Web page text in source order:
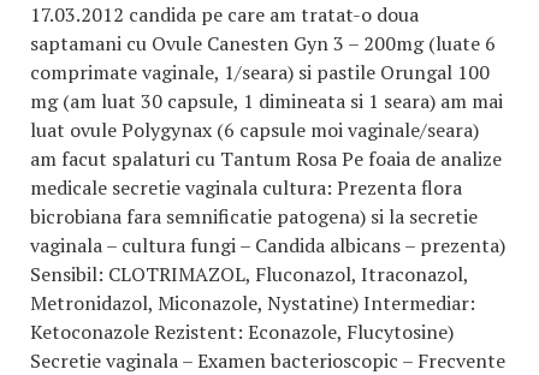
17.03.2012 candida pe care am tratat-o doua
saptamani cu Ovule Canesten Gyn 3 – 200mg (luate 6
comprimate vaginale, 1/seara) si pastile Orungal 100
mg (am luat 30 capsule, 1 dimineata si 1 seara) am mai
luat ovule Polygynax (6 capsule moi vaginale/seara)
am facut spalaturi cu Tantum Rosa Pe foaia de analize
medicale secretie vaginala cultura: Prezenta flora
bicrobiana fara semnificatie patogena) si la secretie
vaginala – cultura fungi – Candida albicans – prezenta)
Sensibil: CLOTRIMAZOL, Fluconazol, Itraconazol,
Metronidazol, Miconazole, Nystatine) Intermediar:
Ketoconazole Rezistent: Econazole, Flucytosine)
Secretie vaginala – Examen bacterioscopic – Frecvente